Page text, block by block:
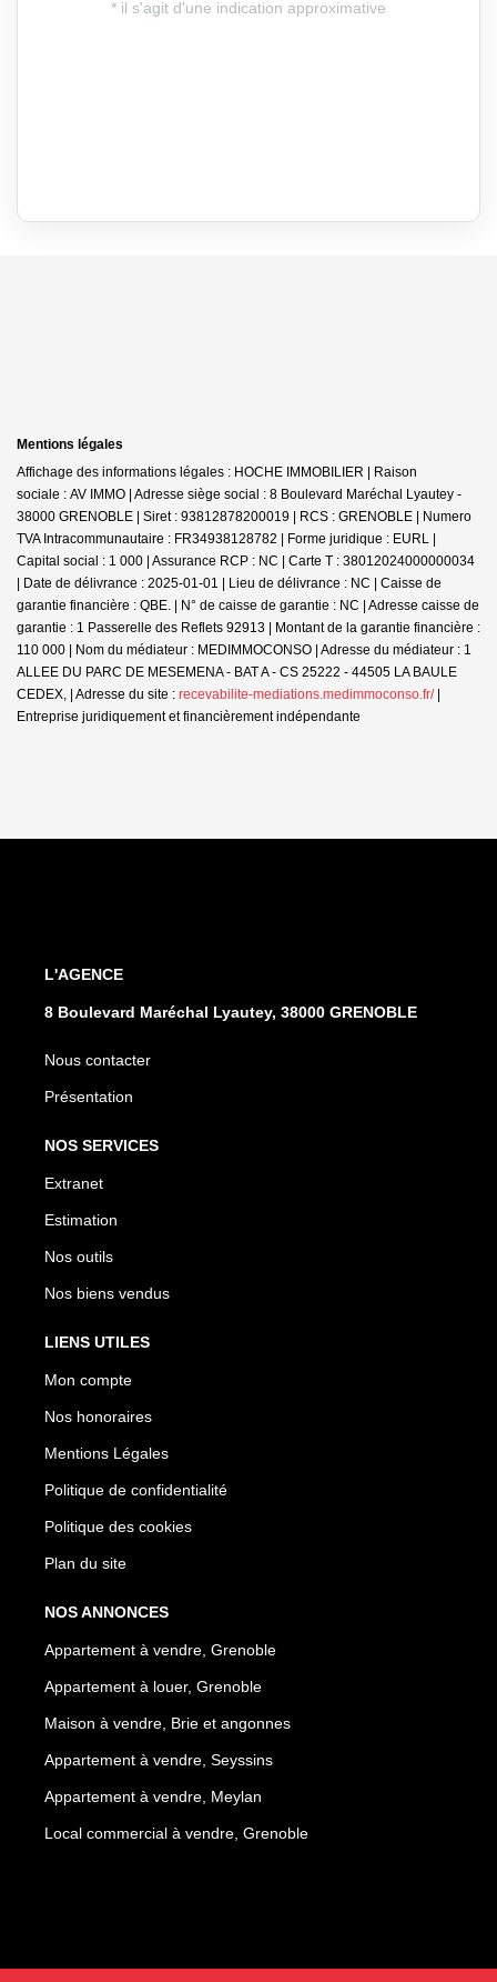
Mentions légales
Affichage des informations légales : HOCHE IMMOBILIER | Raison
sociale : AV IMMO | Adresse siège social : 8 Boulevard Maréchal Lyautey -
38000 GRENOBLE | Siret : 93812878200019 | RCS : GRENOBLE | Numero
TVA Intracommunautaire : FR34938128782 | Forme juridique : EURL |
Capital social : 1 000 | Assurance RCP : NC | Carte T : 38012024000000034
| Date de délivrance : 2025-01-01 | Lieu de délivrance : NC | Caisse de
garantie financière : QBE. | N° de caisse de garantie : NC | Adresse caisse de
garantie : 1 Passerelle des Reflets 92913 | Montant de la garantie financière :
110 000 | Nom du médiateur : MEDIMMOCONSO | Adresse du médiateur : 1
ALLEE DU PARC DE MESEMENA - BAT A - CS 25222 - 44505 LA BAULE
CEDEX, | Adresse du site : recevabilite-mediations.medimmoconso.fr/|
Entreprise juridiquement et financièrement indépendante
L'AGENCE
8 Boulevard Maréchal Lyautey, 38000 GRENOBLE
Nous contacter
Présentation
NOS SERVICES
Extranet
Estimation
Nos outils
Nos biens vendus
LIENS UTILES
Mon compte
Nos honoraires
Mentions Légales
Politique de confidentialité
Politique des cookies
Plan du site
NOS ANNONCES
Appartement à vendre, Grenoble
Appartement à louer, Grenoble
Maison à vendre, Brie et angonnes
Appartement à vendre, Seyssins
Appartement à vendre, Meylan
Local commercial à vendre, Grenoble